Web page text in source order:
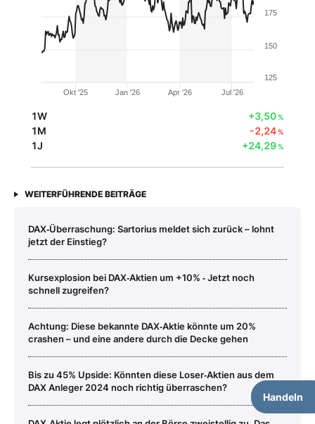
Handeln
Okt '25 Jan '26 Apr '26 Jul '26
125
150
175
1W +3,50%
1M -2,24%
1J +24,29%
WEITERFÜHRENDE BEITRÄGE
DAX‑Überraschung: Sartorius meldet sich zurück – lohnt
jetzt der Einstieg?
Kursexplosion bei DAX‑Aktien um +10% ‑ Jetzt noch
schnell zugreifen?
Achtung: Diese bekannte DAX‑Aktie könnte um 20%
crashen – und eine andere durch die Decke gehen
Bis zu 45% Upside: Könnten diese Loser‑Aktien aus dem
DAX Anleger 2024 noch richtig überraschen?